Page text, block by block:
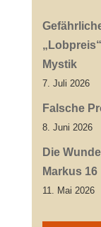
Mystik
7. Juli 2026
Falsche
8. Juni 2026
Die
Markus 16
11. Mai 2026